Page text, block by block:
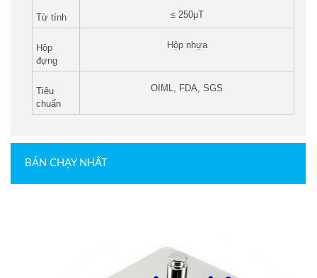
Từ tính ≤ 250μT
Hộp
đựng
Hộp nhựa
Tiêu
chuẩn
OIML, FDA, SGS
BÁN CHẠY NHẤT